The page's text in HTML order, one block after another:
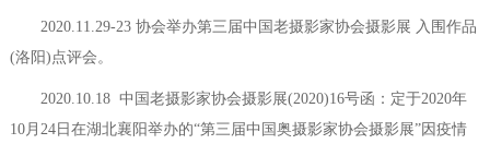
2020.11.29-23 协会举办第三届中国老摄影家协会摄影展 入围作品
(洛阳)点评会。
2020.10.18 中国老摄影家协会摄影展(2020)16号函：定于2020年
10月24日在湖北襄阳举办的“第三届中国奥摄影家协会摄影展”因疫情